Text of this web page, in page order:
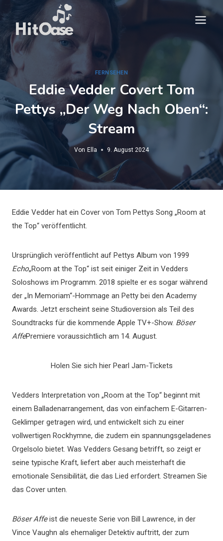
Inhalt
springen
FERNSEHEN
Eddie Vedder Covert Tom
Pettys „Der Weg Nach Oben“:
Stream
Von Ella 9. August 2024
Eddie Vedder hat ein Cover von Tom Pettys Song „Room at
the Top“ veröffentlicht.
Ursprünglich veröffentlicht auf Pettys Album von 1999
Echo„Room at the Top“ ist seit einiger Zeit in Vedders
Soloshows im Programm. 2018 spielte er es sogar während
der „In Memoriam“-Hommage an Petty bei den Academy
Awards. Jetzt erscheint seine Studioversion als Teil des
Soundtracks für die kommende Apple TV+-Show. Böser
AffePremiere voraussichtlich am 14. August.
Holen Sie sich hier Pearl Jam-Tickets
Vedders Interpretation von „Room at the Top“ beginnt mit
einem Balladenarrangement, das von einfachem E-Gitarren-
Geklimper getragen wird, und entwickelt sich zu einer
vollwertigen Rockhymne, die zudem ein spannungsgeladenes
Orgelsolo bietet. Was Vedders Gesang betrifft, so zeigt er
seine typische Kraft, liefert aber auch meisterhaft die
emotionale Sensibilität, die das Lied erfordert. Streamen Sie
das Cover unten.
Böser Affeist die neueste Serie von Bill Lawrence, in der
Vince Vaughn als ehemaliger Detektiv auftritt, der zum